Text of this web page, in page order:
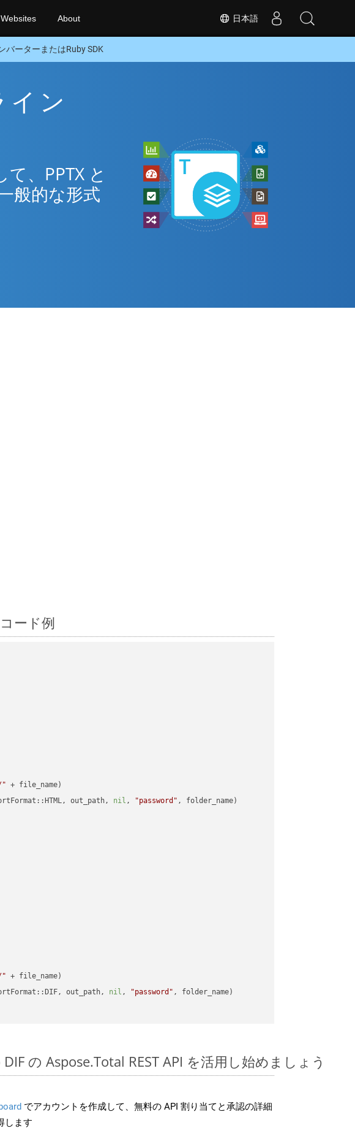
日本語
Websites About
バーターまたはRuby SDK
ン
、PPTX と
般的な形式
ード例
" + file_name)
out_path,
nil , "password"
" + file_name)
out_path,
nil , "password"
DIF の Aspose.Total REST API を活用し始めましょう
でアカウントを作成して、無料の API 割り当てと承認の詳細
します